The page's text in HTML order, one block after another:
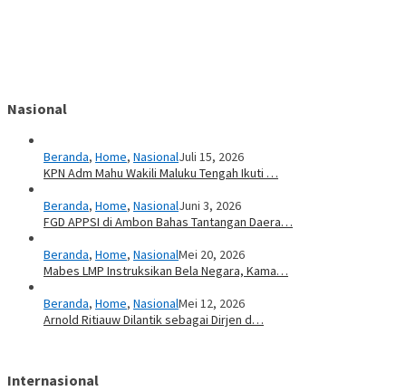
Nasional
Beranda, Home, NasionalJuli 15, 2026
KPN Adm Mahu Wakili Maluku Tengah Ikuti …
Beranda, Home, NasionalJuni 3, 2026
FGD APPSI di Ambon Bahas Tantangan Daera…
Beranda, Home, NasionalMei 20, 2026
Mabes LMP Instruksikan Bela Negara, Kama…
Beranda, Home, NasionalMei 12, 2026
Arnold Ritiauw Dilantik sebagai Dirjen d…
Internasional